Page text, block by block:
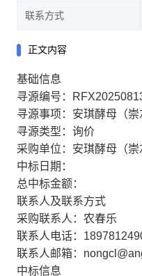
联系方式
正文内容
基础信息
寻源编号：
寻源事项：安琪酵母（
寻源类型：询价
采购单位：安琪酵母（崇
中标日期：
总中标金额：
联系人及联系方式
采购联系人：农春乐
联系人电话：
联系人邮箱：
中标信息